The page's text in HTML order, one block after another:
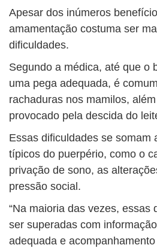
Apesar dos inúmeros
amamentação costuma ser
dificuldades.
Segundo a médica, até que o
uma pega adequada, é
rachaduras nos mamilos,
provocado pela descida do
Essas dificuldades se somam
típicos do puerpério, como o
privação de sono, as
pressão social.
“Na maioria das vezes, essas
ser superadas com
adequada e